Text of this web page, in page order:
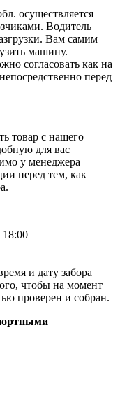
осуществляется
Водитель
Вам самим
машину.
согласовать как на
перед
товар с нашего
для вас
у менеджера
перед тем, как
18:00
и дату забора
чтобы на момент
проверен и собран.